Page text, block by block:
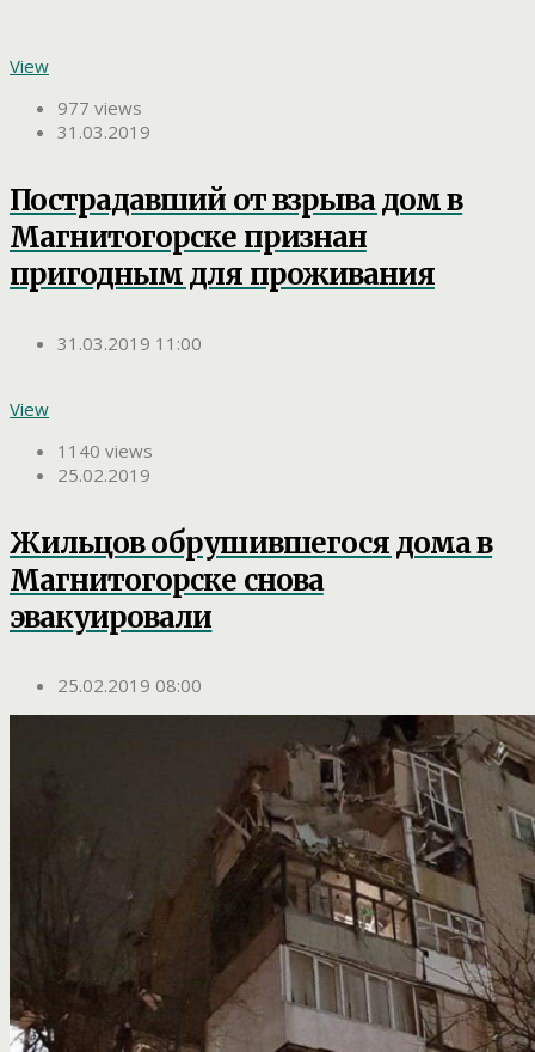
View
977 views
31.03.2019
Пострадавший от взрыва дом в
Магнитогорске признан
пригодным для проживания
31.03.2019 11:00
View
1140 views
25.02.2019
Жильцов обрушившегося дома в
Магнитогорске снова
эвакуировали
25.02.2019 08:00